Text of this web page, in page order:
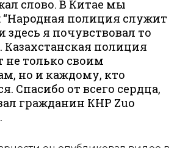
слово. В Китае мы
“Народная полиция служит
здесь я почувствовал то
Казахстанская полиция
не только своим
но и каждому, кто
Спасибо от всего сердца,
гражданин КНР Zuo